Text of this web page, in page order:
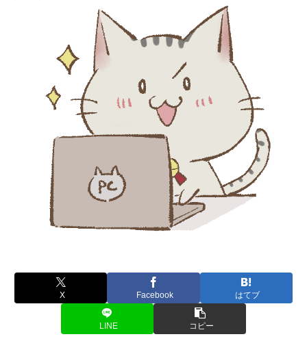
X Facebook はてブ
LINE コピー